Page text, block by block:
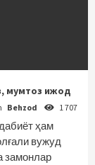
мумтоз ижод
Behzod 1 707
ҳам
вужуд
замонлар